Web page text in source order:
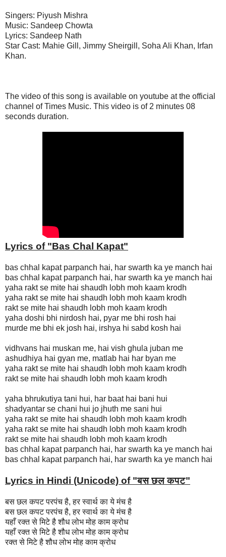
Singers: Piyush Mishra
Music: Sandeep Chowta
Lyrics: Sandeep Nath
Star Cast: Mahie Gill, Jimmy Sheirgill, Soha Ali Khan, Irfan
Khan.
The video of this song is available on youtube at the official
channel of Times Music. This video is of 2 minutes 08
seconds duration.
Lyrics of "Bas Chal Kapat"
bas chhal kapat parpanch hai, har swarth ka ye manch hai
bas chhal kapat parpanch hai, har swarth ka ye manch hai
yaha rakt se mite hai shaudh lobh moh kaam krodh
yaha rakt se mite hai shaudh lobh moh kaam krodh
rakt se mite hai shaudh lobh moh kaam krodh
yaha doshi bhi nirdosh hai, pyar me bhi rosh hai
murde me bhi ek josh hai, irshya hi sabd kosh hai
vidhvans hai muskan me, hai vish ghula juban me
ashudhiya hai gyan me, matlab hai har byan me
yaha rakt se mite hai shaudh lobh moh kaam krodh
rakt se mite hai shaudh lobh moh kaam krodh
yaha bhrukutiya tani hui, har baat hai bani hui
shadyantar se chani hui jo jhuth me sani hui
yaha rakt se mite hai shaudh lobh moh kaam krodh
yaha rakt se mite hai shaudh lobh moh kaam krodh
rakt se mite hai shaudh lobh moh kaam krodh
bas chhal kapat parpanch hai, har swarth ka ye manch hai
bas chhal kapat parpanch hai, har swarth ka ye manch hai
Lyrics in Hindi (Unicode) of "बस छल कपट"
बस छल कपट परपंच है, हर स्वार्थ का ये मंच है
बस छल कपट परपंच है, हर स्वार्थ का ये मंच है
यहाँ रक्त से मिटे है शौध लोभ मोह काम क्रोध
यहाँ रक्त से मिटे है शौध लोभ मोह काम क्रोध
रक्त से मिटे है शौध लोभ मोह काम क्रोध